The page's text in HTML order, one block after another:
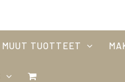
MUUT TUOTTEET